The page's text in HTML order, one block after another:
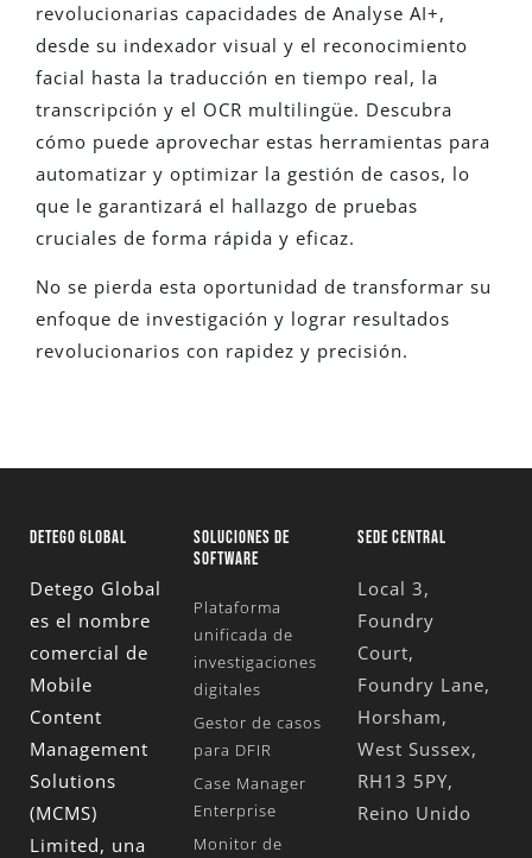
revolucionarias capacidades de Analyse AI+,
desde su indexador visual y el reconocimiento
facial hasta la traducción en tiempo real, la
transcripción y el OCR multilingüe. Descubra
cómo puede aprovechar estas herramientas para
automatizar y optimizar la gestión de casos, lo
que le garantizará el hallazgo de pruebas
cruciales de forma rápida y eficaz.
No se pierda esta oportunidad de transformar su
enfoque de investigación y lograr resultados
revolucionarios con rapidez y precisión.
DETEGO GLOBAL
Detego Global
es el nombre
comercial de
Mobile
Content
Management
Solutions
(MCMS)
Limited, una
SOLUCIONES DE
SOFTWARE
Plataforma
unificada de
investigaciones
digitales
Gestor de casos
para DFIR
Case Manager
Enterprise
Monitor de
SEDE CENTRAL
Local 3,
Foundry
Court,
Foundry Lane,
Horsham,
West Sussex,
RH13 5PY,
Reino Unido